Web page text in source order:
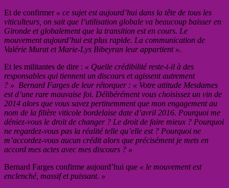
Et de confirmer « ce sujet est aujourd’hui dans la tête de tous les
viticulteurs, on sait que l’utilisation globale va beaucoup baisser en
Gironde et globalement que la transition est en cours. Le
mouvement aujourd’hui est plus rapide. La communication de
Valérie Murat et Marie-Lys Bibeyran leur appartient ».
Et les militantes de dire : « Quelle crédibilité reste-t-il à des
responsables qui tiennent un discours et agissent autrement
? » Bernard Farges de leur rétorquer : « Votre attitude Mesdames
est d’une rare mauvaise foi. Délibérément vous choisissez un vin de
2014 alors que vous savez pertinemment que mon engagement au
nom de la filière viticole bordelaise date d’avril 2016. Pourquoi me
déniez-vous le droit de changer ? Le droit de faire mieux ? Pourquoi
ne regardez-vous pas la réalité telle qu’elle est ? Pourquoi ne
m’accordez-vous aucun crédit alors que précisément je mets en
accord mes actes avec mes discours ? »
Bernard Farges confirme aujourd’hui que « le mouvement est
enclenché, massif et puissant. »